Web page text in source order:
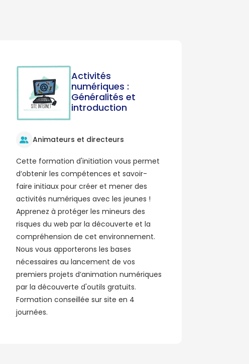
Activités
numériques :
Généralités et
introduction
Animateurs et directeurs
Cette formation d'initiation vous permet
d’obtenir les compétences et savoir-
faire initiaux pour créer et mener des
activités numériques avec les jeunes !
Apprenez à protéger les mineurs des
risques du web par la découverte et la
compréhension de cet environnement.
Nous vous apporterons les bases
nécessaires au lancement de vos
premiers projets d’animation numériques
par la découverte d'outils gratuits.
Formation conseillée sur site en 4
journées.